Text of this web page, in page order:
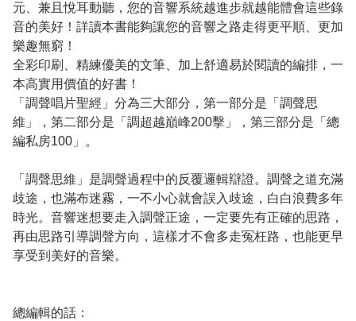
元、兼且悅耳動聽，您的音響系統越進步就越能體會這些錄
音的美好！詳讀本書能夠讓您的音響之路走得更平順、更加
樂趣無窮！
全彩印刷、精練優美的文筆、加上舒適易於閱讀的編排，一
本高實用價值的好書！
「調聲唱片聖經」分為三大部分，第一部分是「調聲思
維」，第二部分是「調超越巔峰200擊」，第三部分是「總
編私房100」。
「調聲思維」是調聲過程中的反覆邏輯辯證。調聲之道充滿
歧途，也滿布迷霧，一不小心就會誤入歧途，白白浪費多年
時光。音響迷想要走入調聲正途，一定要先有正確的思路，
再由思路引導調聲方向，這樣才不會多走冤枉路，也能更早
享受到美好的音樂。
總編輯的話：